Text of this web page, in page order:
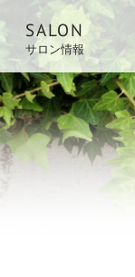
SALON
サロン情報